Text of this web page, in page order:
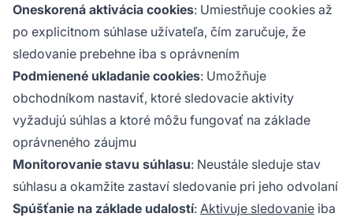
Oneskorená aktivácia cookies: Umiestňuje cookies až
po explicitnom súhlase užívateľa, čím zaručuje, že
sledovanie prebehne iba s oprávnením
Podmienené ukladanie cookies: Umožňuje
obchodníkom nastaviť, ktoré sledovacie aktivity
vyžadujú súhlas a ktoré môžu fungovať na základe
oprávneného záujmu
Monitorovanie stavu súhlasu: Neustále sleduje stav
súhlasu a okamžite zastaví sledovanie pri jeho odvolaní
Spúšťanie na základe udalostí: Aktivuje sledovanie iba